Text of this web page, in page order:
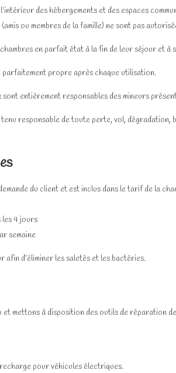
des hébergements et des espaces
ou membres de la famille) ne sont pas
en parfait état à la fin de leur séjour et
parfaitement propre après chaque utilisation.
entièrement responsables des mineurs
responsable de toute perte, vol,
du client et est inclus dans le tarif de la
les 4 jours
semaine
d’éliminer les saletés et les bactéries.
et mettons à disposition des outils de réparation
pour véhicules électriques.